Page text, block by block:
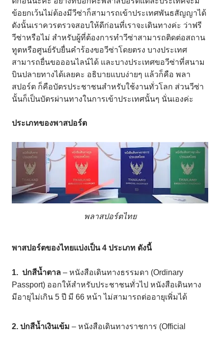
ข้อยกเว้นไม่ต้องมีวีซ่าก็สามารถเข้าประเทศพันธสัญญาได้
ดังนั้นเราควรตรวจสอบให้ดีก่อนที่เราจะเดินทางค่ะ ว่าฟรี
วีซ่าหรือไม่ สำหรับผู้ที่ต้องการทำวีซ่าสามารถติดต่อสถาน
ทูตหรือศูนย์รับยื่นคำร้องขอวีซ่าโดยตรง บางประเทศ
สามารถยื่นขอออนไลน์ได้ และบางประเทศขอวีซ่าที่สนาม
บินปลายทางได้เลยคะ อธิบายแบบง่ายๆ แล้วก็คือ พลา
สปอร์ต ก็คือบัตรประชาชนสำหรับใช้งานทั่วโลก ส่วนวีซ่า
นั้นก็เป็นบัตรผ่านทางในการเข้าประเทศนั้นๆ นั่นเองค่ะ
ประเภทของพาสปอร์ต
พลาสปอร์ตไทย
พาสปอร์ตของไทยแบ่งเป็น4 ประเภท ดังนี้
1. ปกสีน้ำตาล – หนังสือเดินทางธรรมดา (Ordinary
Passport) ออกให้สำหรับประชาชนทั่วไป หนังสือเดินทาง
มีอายุไม่เกิน 5 ปี มี 66 หน้า ไม่สามารถต่ออายุเพิ่มได้
2. ปกสีน้ำเงินเข้ม – หนังสือเดินทางราชการ (Official